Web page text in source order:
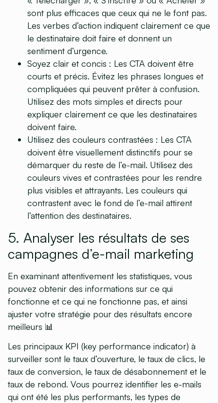
sont plus efficaces que ceux qui ne le font pas.
Les verbes d’action indiquent clairement ce que
le destinataire doit faire et donnent un
sentiment d’urgence.
Soyez clair et concis : Les CTA doivent être
courts et précis. Évitez les phrases longues et
compliquées qui peuvent prêter à confusion.
Utilisez des mots simples et directs pour
expliquer clairement ce que les destinataires
doivent faire.
Utilisez des couleurs contrastées : Les CTA
doivent être visuellement distinctifs pour se
démarquer du reste de l’e-mail. Utilisez des
couleurs vives et contrastées pour les rendre
plus visibles et attrayants. Les couleurs qui
contrastent avec le fond de l’e-mail attirent
l’attention des destinataires.
5. Analyser les résultats de ses
campagnes d’e-mail marketing
En examinant attentivement les statistiques, vous
pouvez obtenir des informations sur ce qui
fonctionne et ce qui ne fonctionne pas, et ainsi
ajuster votre stratégie pour des résultats encore
meilleurs 📊
Les principaux KPI (key performance indicator) à
surveiller sont le taux d’ouverture, le taux de clics, le
taux de conversion, le taux de désabonnement et le
taux de rebond. Vous pourrez identifier les e-mails
qui ont été les plus performants, les types de